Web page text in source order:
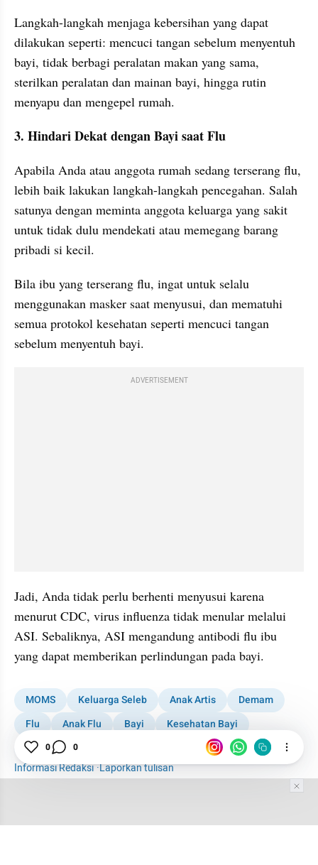
Langkah-langkah menjaga kebersihan yang dapat
dilakukan seperti: mencuci tangan sebelum menyentuh
bayi, tidak berbagi peralatan makan yang sama,
sterilkan peralatan dan mainan bayi, hingga rutin
menyapu dan mengepel rumah.
3. Hindari Dekat dengan Bayi saat Flu
Apabila Anda atau anggota rumah sedang terserang flu,
lebih baik lakukan langkah-langkah pencegahan. Salah
satunya dengan meminta anggota keluarga yang sakit
untuk tidak dulu mendekati atau memegang barang
pribadi si kecil.
Bila ibu yang terserang flu, ingat untuk selalu
menggunakan masker saat menyusui, dan mematuhi
semua protokol kesehatan seperti mencuci tangan
sebelum menyentuh bayi.
ADVERTISEMENT
Jadi, Anda tidak perlu berhenti menyusui karena
menurut CDC, virus influenza tidak menular melalui
ASI. Sebaliknya, ASI mengandung antibodi flu ibu
yang dapat memberikan perlindungan pada bayi.
MOMS Keluarga Seleb Anak Artis
Demam
Flu
Anak Flu Bayi
Kesehatan Bayi
Felicya Angelista
Cerita
Informasi Redaksi·Laporkan tulisan
0 0